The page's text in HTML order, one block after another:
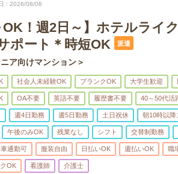
2026/08/06
OK！週2日～】ホテルライ
ポート＊時短OK
派遣
ニア向けマンション＞
社会人未経験OK ブランクOK 大学生歓迎
OA不要 英語不要 履歴書不要 40～50代活
週4日勤務 週5日勤務 土日祝休 朝10時以降
午後のみOK 残業なし シフト 交替制勤務
車通勤可 服装自由 日払いOK 週払いOK 職
OK 看護師 介護士